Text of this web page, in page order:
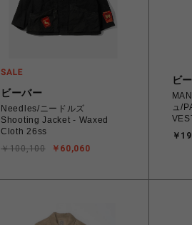
ビーバー
Needles/ニードルズ
Shooting Jacket - Waxed
Cloth 26ss
￥60,060
￥100,100
ビ
ュ/
￥